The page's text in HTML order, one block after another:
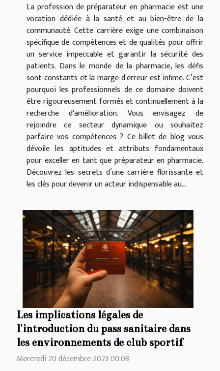
La profession de préparateur en pharmacie est une
vocation dédiée à la santé et au bien-être de la
communauté. Cette carrière exige une combinaison
spécifique de compétences et de qualités pour offrir
un service impeccable et garantir la sécurité des
patients. Dans le monde de la pharmacie, les défis
sont constants et la marge d'erreur est infime. C’est
pourquoi les professionnels de ce domaine doivent
être rigoureusement formés et continuellement à la
recherche d'amélioration. Vous envisagez de
rejoindre ce secteur dynamique ou souhaitez
parfaire vos compétences ? Ce billet de blog vous
dévoile les aptitudes et attributs fondamentaux
pour exceller en tant que préparateur en pharmacie.
Découvrez les secrets d’une carrière florissante et
les clés pour devenir un acteur indispensable au...
Les implications légales de
l'introduction du pass sanitaire dans
les environnements de club sportif
Mercredi 20 décembre 2023 00:08